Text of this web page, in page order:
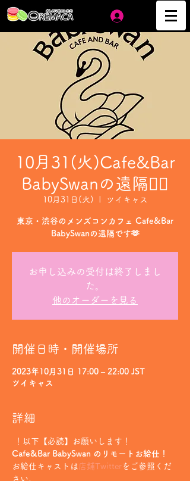
10月31(火)Cafe&Bar
BabySwanの遠隔❤️‍🔥
10月31日(火) ツイキャス
東京・渋谷のメンズコンカフェ Cafe&Bar
BabySwanの遠隔です🫶
お申し込みの受付は終了しまし
た。
他のオーダーを見る
開催日時・開催場所
2023年10月31日 17:00 – 22:00 JST
ツイキャス
詳細
！以下【必読】お願いします！
Cafe&Bar BabySwan のリモートお給仕！
お給仕キャストは 店鋪Twitter をご参照くだ
さい。